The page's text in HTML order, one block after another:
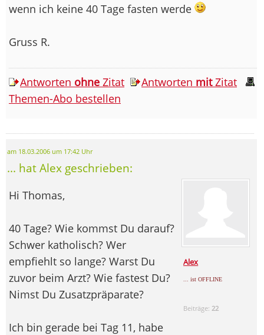
wenn ich keine 40 Tage fasten werde
Gruss R.
Antworten ohne Zitat Antworten mitZitat
Themen-Abo bestellen
am 18.03.2006 um 17:42 Uhr
... hat Alex geschrieben:
Alex
... ist OFFLINE
Beiträge: 22
Hi Thomas,
40 Tage? Wie kommst Du darauf?
Schwer katholisch? Wer
empfiehlt so lange? Warst Du
zuvor beim Arzt? Wie fastest Du?
Nimst Du Zusatzpräparate?
Ich bin gerade bei Tag 11, habe